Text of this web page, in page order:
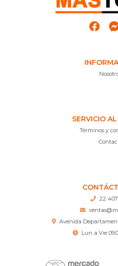
SERVICIO
Términos y
22
Avenida
Lun a Vie